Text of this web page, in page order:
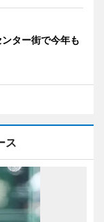
ター街で今年も
ス